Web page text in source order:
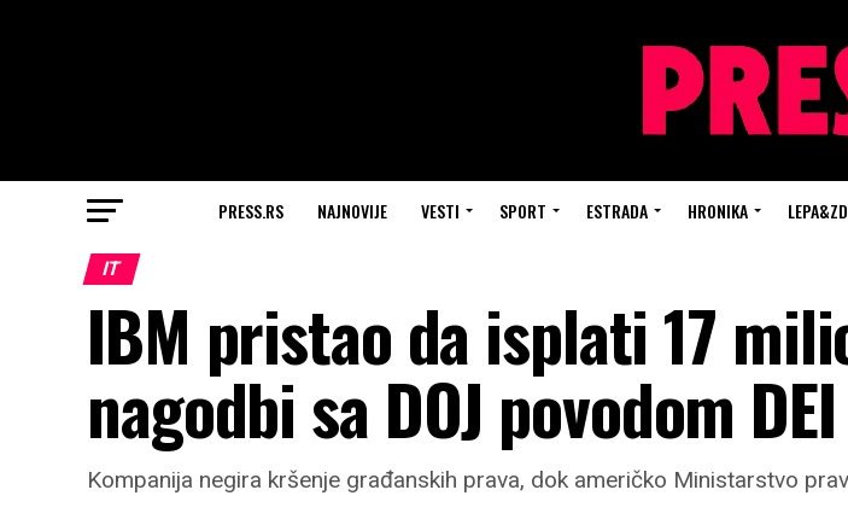
PRESS.RS NAJNOVIJE VESTI SPORT ESTRADA HRONIKA
IT
IBM pristao da isplati 17
nagodbi sa DOJ povodom
Kompanija negira kršenje građanskih prava, dok američko Ministarstvo